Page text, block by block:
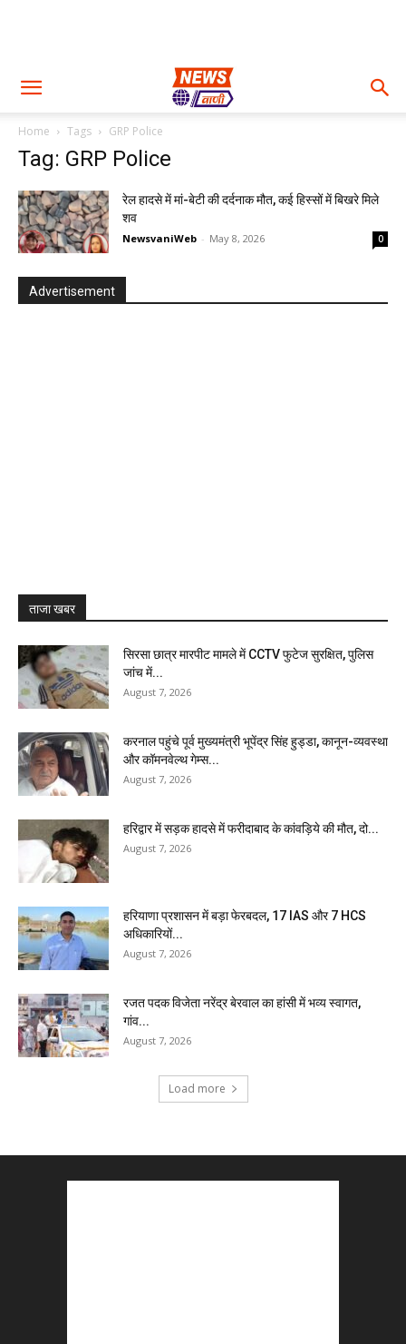
Home Tags GRP Police
Tag: GRP Police
रेल हादसे में मां-बेटी की दर्दनाक मौत, कई हिस्सों में बिखरे मिले
शव
NewsvaniWeb - May 8, 2026 0
Advertisement
ताजा खबर
सिरसा छात्र मारपीट मामले में CCTV फुटेज सुरक्षित, पुलिस
जांच में...
August 7, 2026
करनाल पहुंचे पूर्व मुख्यमंत्री भूपेंद्र सिंह हुड्डा, कानून-व्यवस्था
और कॉमनवेल्थ गेम्स...
August 7, 2026
हरिद्वार में सड़क हादसे में फरीदाबाद के कांवड़िये की मौत, दो...
August 7, 2026
हरियाणा प्रशासन में बड़ा फेरबदल, 17 IAS और 7 HCS
अधिकारियों...
August 7, 2026
रजत पदक विजेता नरेंद्र बेरवाल का हांसी में भव्य स्वागत,
गांव...
August 7, 2026
Load more